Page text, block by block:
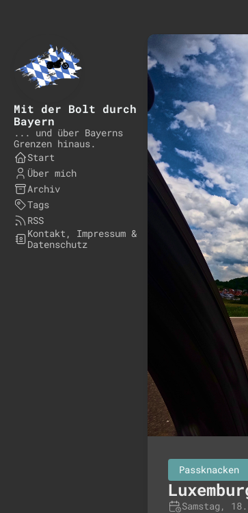
Mit der Bolt durch
Bayern
... und über Bayerns
Grenzen hinaus.
Start
Über mich
Archiv
Tags
RSS
Kontakt, Impressum &
Datenschutz
Passknacken
Samstag,